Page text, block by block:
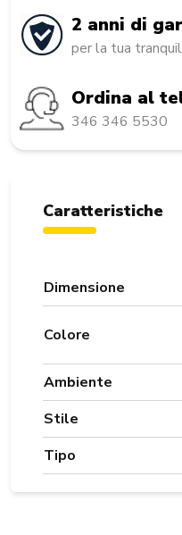
2 anni di
per la tua
Ordina al
346 346 5530
Caratteristiche
Dimensione
Colore
Ambiente
Stile
Tipo